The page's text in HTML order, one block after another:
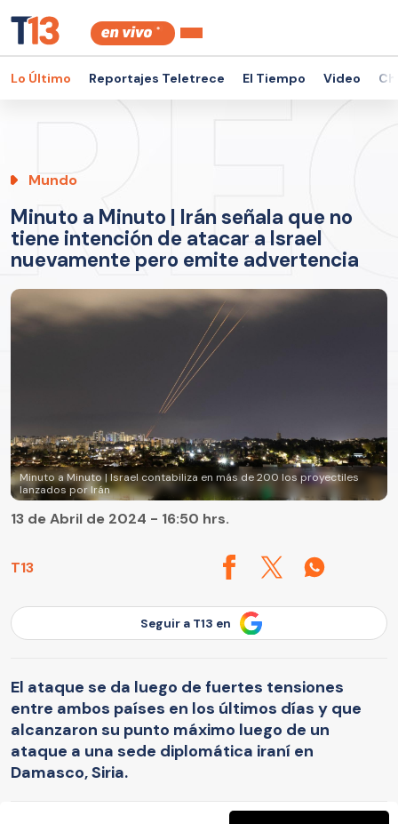
Lo Último Reportajes Teletrece El Tiempo Video
Mundo
Minuto a Minuto | Irán señala que no
tiene intención de atacar a Israel
nuevamente pero emite advertencia
Minuto a Minuto | Israel contabiliza en más de 200 los proyectiles
lanzados por Irán
T13
13 de Abril de 2024 - 16:50 hrs.
Seguir a T13 en
El ataque se da luego de fuertes tensiones
entre ambos países en los últimos días y que
alcanzaron su punto máximo luego de un
ataque a una sede diplomática iraní en
Damasco, Siria.